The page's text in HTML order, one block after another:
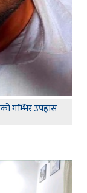
गम्भिर उपहास